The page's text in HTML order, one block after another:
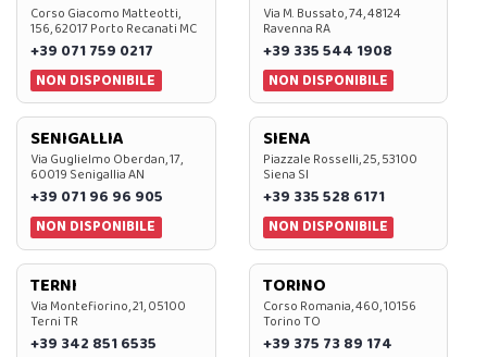
Corso Giacomo Matteotti,
156, 62017 Porto Recanati MC
+39 071 759 0217
NON DISPONIBILE
Via M. Bussato, 74, 48124
Ravenna RA
+39 335 544 1908
NON DISPONIBILE
SENIGALLIA
Via Guglielmo Oberdan, 17,
60019 Senigallia AN
+39 071 96 96 905
NON DISPONIBILE
SIENA
Piazzale Rosselli, 25, 53100
Siena SI
+39 335 528 6171
NON DISPONIBILE
TERNI
Via Montefiorino, 21, 05100
Terni TR
+39 342 851 6535
TORINO
Corso Romania, 460, 10156
Torino TO
+39 375 73 89 174